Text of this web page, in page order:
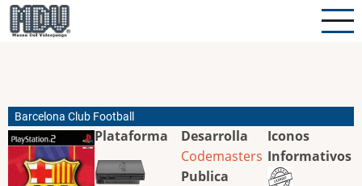
Pasar
al
Barcelona Club Football
Plataforma
Desarrolla
Codemasters
Publica
Iconos
Informativos